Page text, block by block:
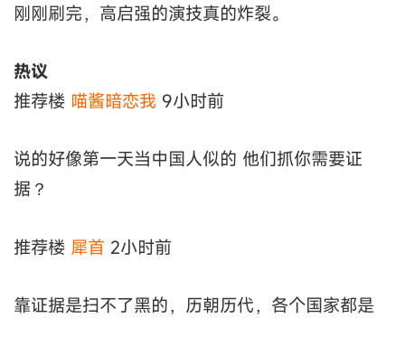
刚刚刷完，高启强的演技真的炸裂。
热议
推荐楼 喵酱暗恋我 9小时前
说的好像第一天当中国人似的 他们抓你需要证
据？
推荐楼 犀首 2小时前
靠证据是扫不了黑的，历朝历代，各个国家都是